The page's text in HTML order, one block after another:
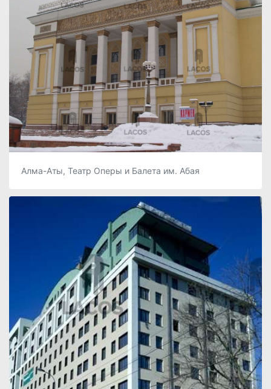
Алма-Аты, Театр Оперы и Балета им. Абая